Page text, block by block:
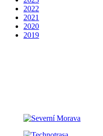
2022
2021
2020
2019